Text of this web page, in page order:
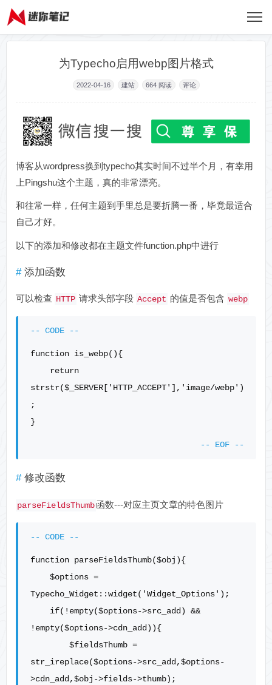
为Typecho启用webp图片格式
2022-04-16 建站 664 阅读 评论
博客从wordpress换到typecho其实时间不过半个月，有幸用
上Pingshu这个主题，真的非常漂亮。
和往常一样，任何主题到手里总是要折腾一番，毕竟最适合
自己才好。
以下的添加和修改都在主题文件function.php中进行
添加函数
可以检查 HTTP 请求头部字段 Accept 的值是否包含 webp
function is_webp(){
strstr($_SERVER['HTTP_ACCEPT'],'image/webp')
;
修改函数
parseFieldsThumb函数---对应主页文章的特色图片
function parseFieldsThumb($obj){
Typecho_Widget::widget('Widget_Options');
!empty($options->cdn_add)){
str_ireplace($options->src_add,$options-
>cdn_add,$obj->fields->thumb);